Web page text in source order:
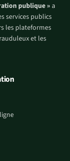
publique » a
services publics
les plateformes
et les